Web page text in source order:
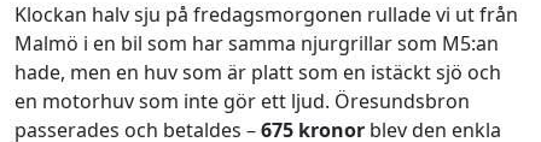
Klockan halv sju på fredagsmorgonen rullade vi ut från
Malmö i en bil som har samma njurgrillar som M5:an
hade, men en huv som är platt som en istäckt sjö och
en motorhuv som inte gör ett ljud. Öresundsbron
passerades och betaldes –675 kronor blev den enkla